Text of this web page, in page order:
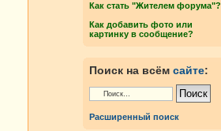
Как стать "Жителем форума"?
Как добавить фото или
картинку в сообщение?
Поиск на всём сайте:
Расширенный поиск